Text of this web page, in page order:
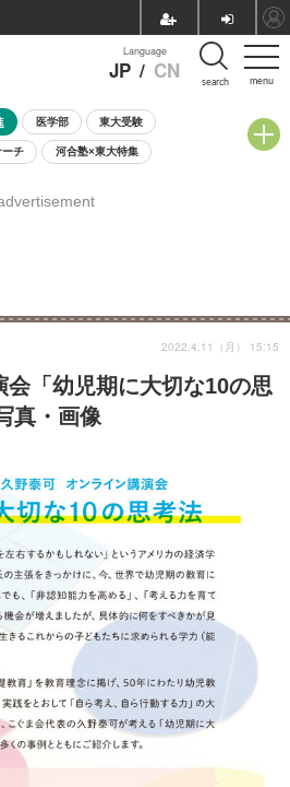
menu
Language
JP / CN search
医学部 東大受験
ーチ 河合塾×東大特集
催学校説明会・相談会
会「幼児期に大切な10の思
真・画像
2022.4.11（月） 15:15